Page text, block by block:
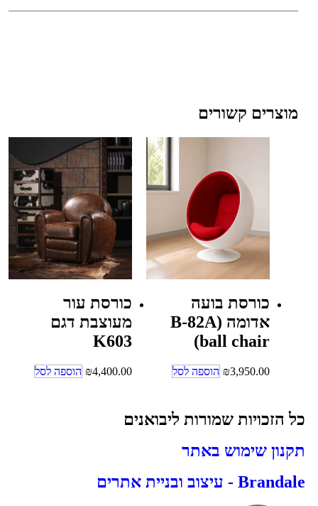
מוצרים קשורים
כורסת בועה
אדומה B-82A)
ball chair)
₪3,950.00 הוספה לסל
כורסת עור
מעוצבת דגם
K603
₪4,400.00 הוספה לסל
כל הזכויות שמורות ליבואנים
תקנון שימוש באתר
Brandale - עיצוב ובניית אתרים